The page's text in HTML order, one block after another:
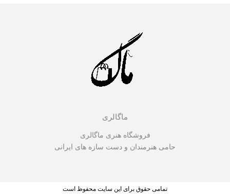
ماگالری
فروشگاه هنری ماگالری
حامی هنرمندان و دست سازه های ایرانی
تمامی حقوق برای این سایت محفوظ است